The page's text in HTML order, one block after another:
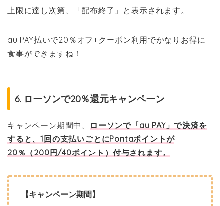
上限に達し次第、「配布終了」と表示されます。
au PAY払いで20％オフ+クーポン利用でかなりお得に
食事ができますね！
6. ローソンで20％還元キャンペーン
キャンペーン期間中、
ローソンで「au PAY」で決済を
すると、1回の支払いごとにPontaポイントが
20％（200円/40ポイント）付与されます。
【キャンペーン期間】